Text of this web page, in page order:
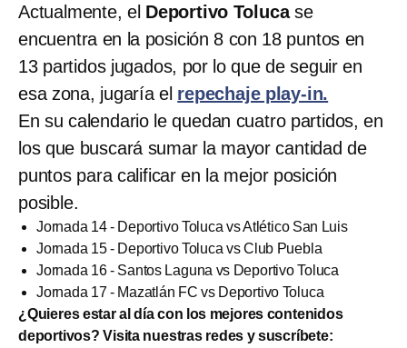
Actualmente, el Deportivo Tolucase
encuentra en la posición 8 con 18 puntos en
13 partidos jugados, por lo que de seguir en
esa zona, jugaría el repechaje play-in.
En su calendario le quedan cuatro partidos, en
los que buscará sumar la mayor cantidad de
puntos para calificar en la mejor posición
posible.
Jornada 14 - Deportivo Toluca vs Atlético San Luis
Jornada 15 - Deportivo Toluca vs Club Puebla
Jornada 16 - Santos Laguna vs Deportivo Toluca
Jornada 17 - Mazatlán FC vs Deportivo Toluca
¿Quieres estar al día con los mejores contenidos
deportivos? Visita nuestras redes y suscríbete: